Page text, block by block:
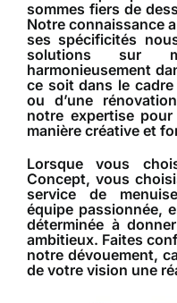
sommes fiers de
Notre connaissance
ses spécificités
solutions sur
harmonieusement
ce soit dans le
ou d’une
notre expertise
manière créative et
Lorsque vous
Concept, vous
service de
équipe passionnée,
déterminée à
ambitieux. Faites
notre dévouement,
de votre vision une